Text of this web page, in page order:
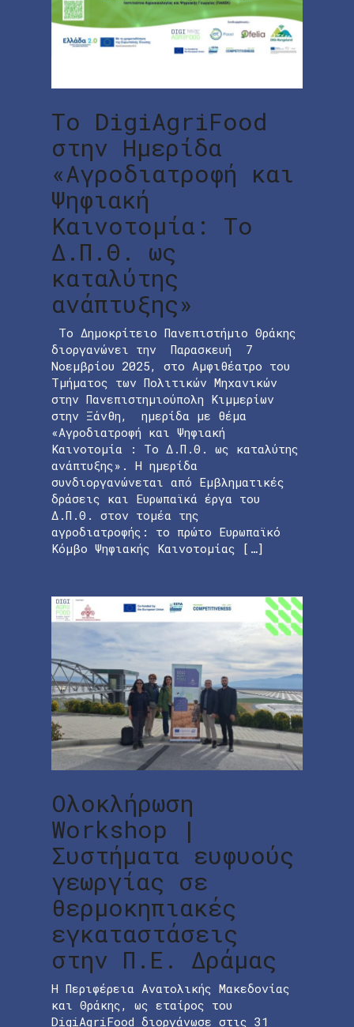
Το DigiAgriFood
στην Ημερίδα
«Αγροδιατροφή και
Ψηφιακή
Καινοτομία: Το
Δ.Π.Θ. ως
καταλύτης
ανάπτυξης»
Το Δημοκρίτειο Πανεπιστήμιο Θράκης
διοργανώνει την Παρασκευή 7
Νοεμβρίου 2025, στο Αμφιθέατρο του
Τμήματος των Πολιτικών Μηχανικών
στην Πανεπιστημιούπολη Κιμμερίων
στην Ξάνθη, ημερίδα με θέμα
«Αγροδιατροφή και Ψηφιακή
Καινοτομία : Το Δ.Π.Θ. ως καταλύτης
ανάπτυξης». Η ημερίδα
συνδιοργανώνεται από Εμβληματικές
δράσεις και Eυρωπαϊκά έργα του
Δ.Π.Θ. στον τομέα της
αγροδιατροφής: το πρώτο Ευρωπαϊκό
Κόμβο Ψηφιακής Καινοτομίας […]
Ολοκλήρωση
Workshop |
Συστήματα ευφυούς
γεωργίας σε
θερμοκηπιακές
εγκαταστάσεις
στην Π.Ε. Δράμας
Η Περιφέρεια Ανατολικής Μακεδονίας
και Θράκης, ως εταίρος του
DigiAgriFood διοργάνωσε στις 31